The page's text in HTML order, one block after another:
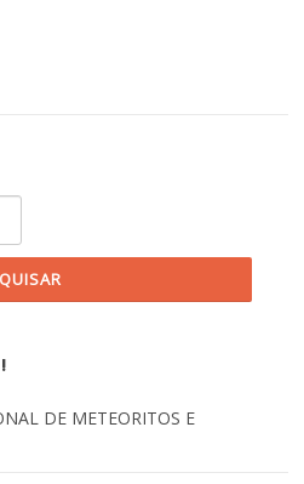
DE METEORITOS E